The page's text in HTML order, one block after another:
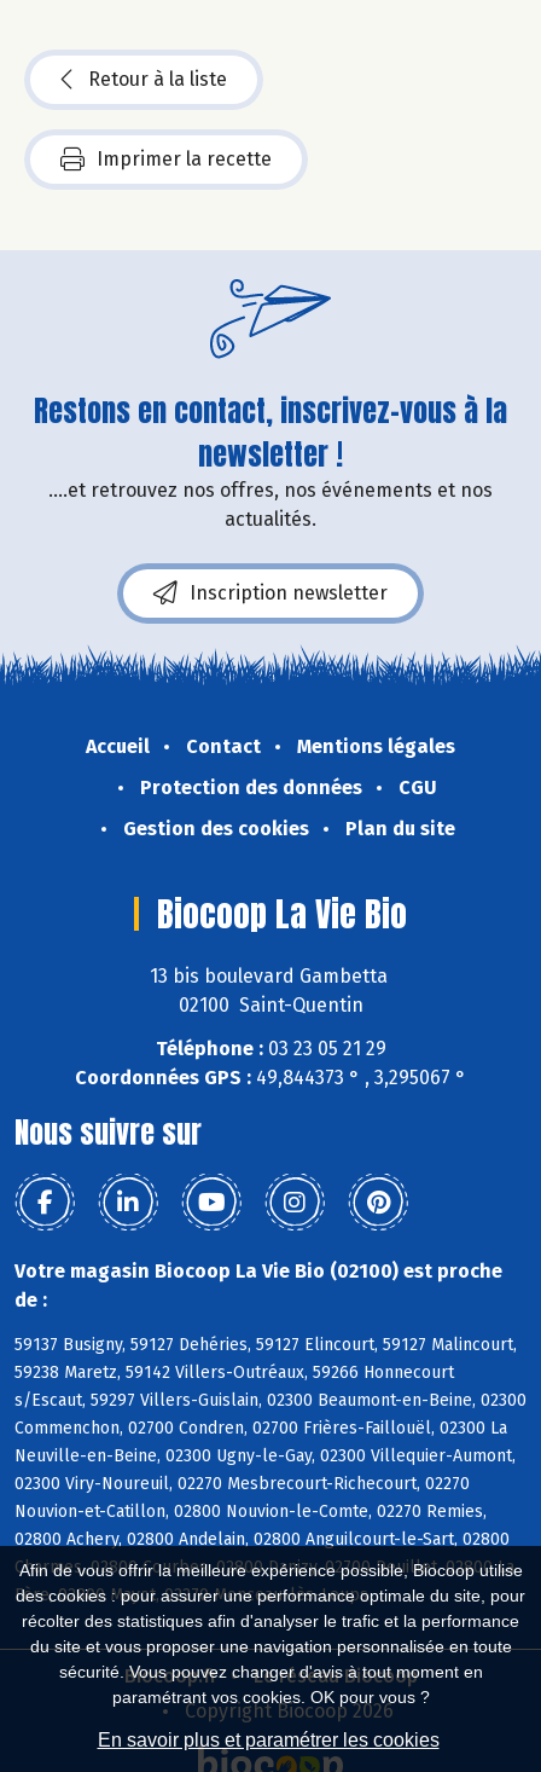
Afin de vous offrir la meilleure expérience possible, Biocoop utilise
des cookies : pour assurer une performance optimale du site, pour
récolter des statistiques afin d'analyser le trafic et la performance
du site et vous proposer une navigation personnalisée en toute
sécurité. Vous pouvez changer d'avis à tout moment en
paramétrant vos cookies. OK pour vous ?
En savoir plus et paramétrer les cookies
Retour à la liste
Imprimer la recette
Restons en contact, inscrivez-vous à la
newsletter !
....et retrouvez nos offres, nos événements et nos
actualités.
Inscription newsletter
Accueil Contact
Mentions légales
Protection des données
CGU
Gestion des cookies
Plan du site
Biocoop La Vie Bio
13 bis boulevard Gambetta
02100 Saint-Quentin
Téléphone :03 23 05 21 29
Coordonnées GPS : 49,844373 ° , 3,295067 °
Nous suivre sur
Votre magasin Biocoop La Vie Bio (02100) est proche
de :
59137 Busigny, 59127 Dehéries, 59127 Elincourt, 59127 Malincourt,
59238 Maretz, 59142 Villers-Outréaux, 59266 Honnecourt
s/Escaut, 59297 Villers-Guislain, 02300 Beaumont-en-Beine, 02300
Commenchon, 02700 Condren, 02700 Frières-Faillouël, 02300 La
Neuville-en-Beine, 02300 Ugny-le-Gay, 02300 Villequier-Aumont,
02300 Viry-Noureuil, 02270 Mesbrecourt-Richecourt, 02270
Nouvion-et-Catillon, 02800 Nouvion-le-Comte, 02270 Remies,
02800 Achery, 02800 Andelain, 02800 Anguilcourt-le-Sart, 02800
Charmes, 02800 Courbes, 02800 Danizy, 02700 Deuillet, 02800 La
Fère, 02800 Mayot, 02270 Monceau-lès-Leups
Biocoop.fr
Le réseau Biocoop
Copyright Biocoop 2026